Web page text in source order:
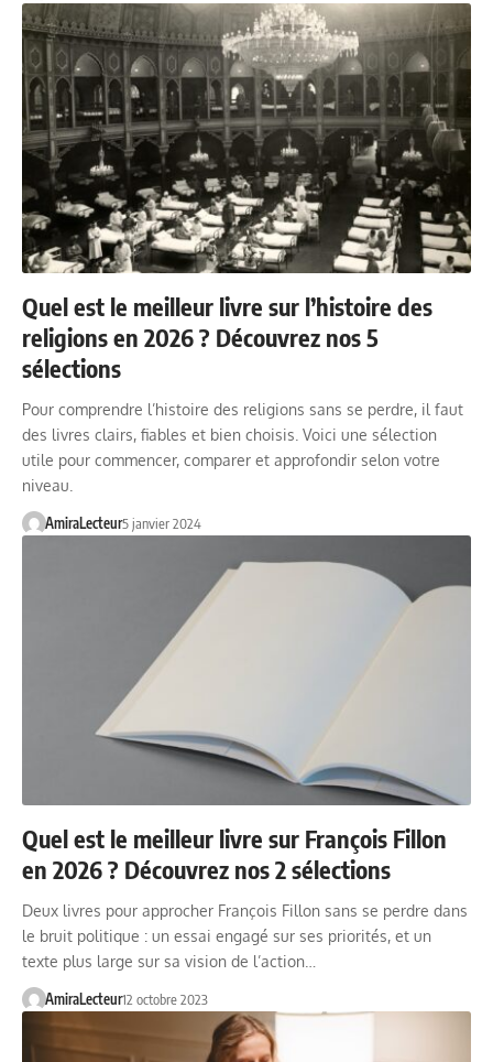
Quel est le meilleur livre sur l’histoire des
religions en 2026 ? Découvrez nos 5
sélections
Pour comprendre l’histoire des religions sans se perdre, il faut
des livres clairs, fiables et bien choisis. Voici une sélection
utile pour commencer, comparer et approfondir selon votre
niveau.
AmiraLecteur5 janvier 2024
Quel est le meilleur livre sur François Fillon
en 2026 ? Découvrez nos 2 sélections
Deux livres pour approcher François Fillon sans se perdre dans
le bruit politique : un essai engagé sur ses priorités, et un
texte plus large sur sa vision de l’action…
AmiraLecteur12 octobre 2023